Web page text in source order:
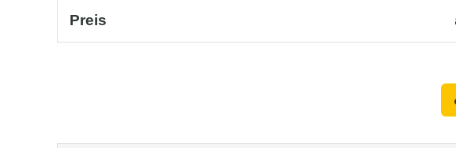
Preis